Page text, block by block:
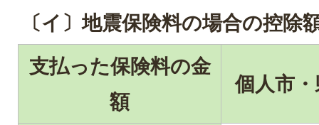
〔イ〕地震保険料の場合の控除
支払った保険料の金
額
個人市